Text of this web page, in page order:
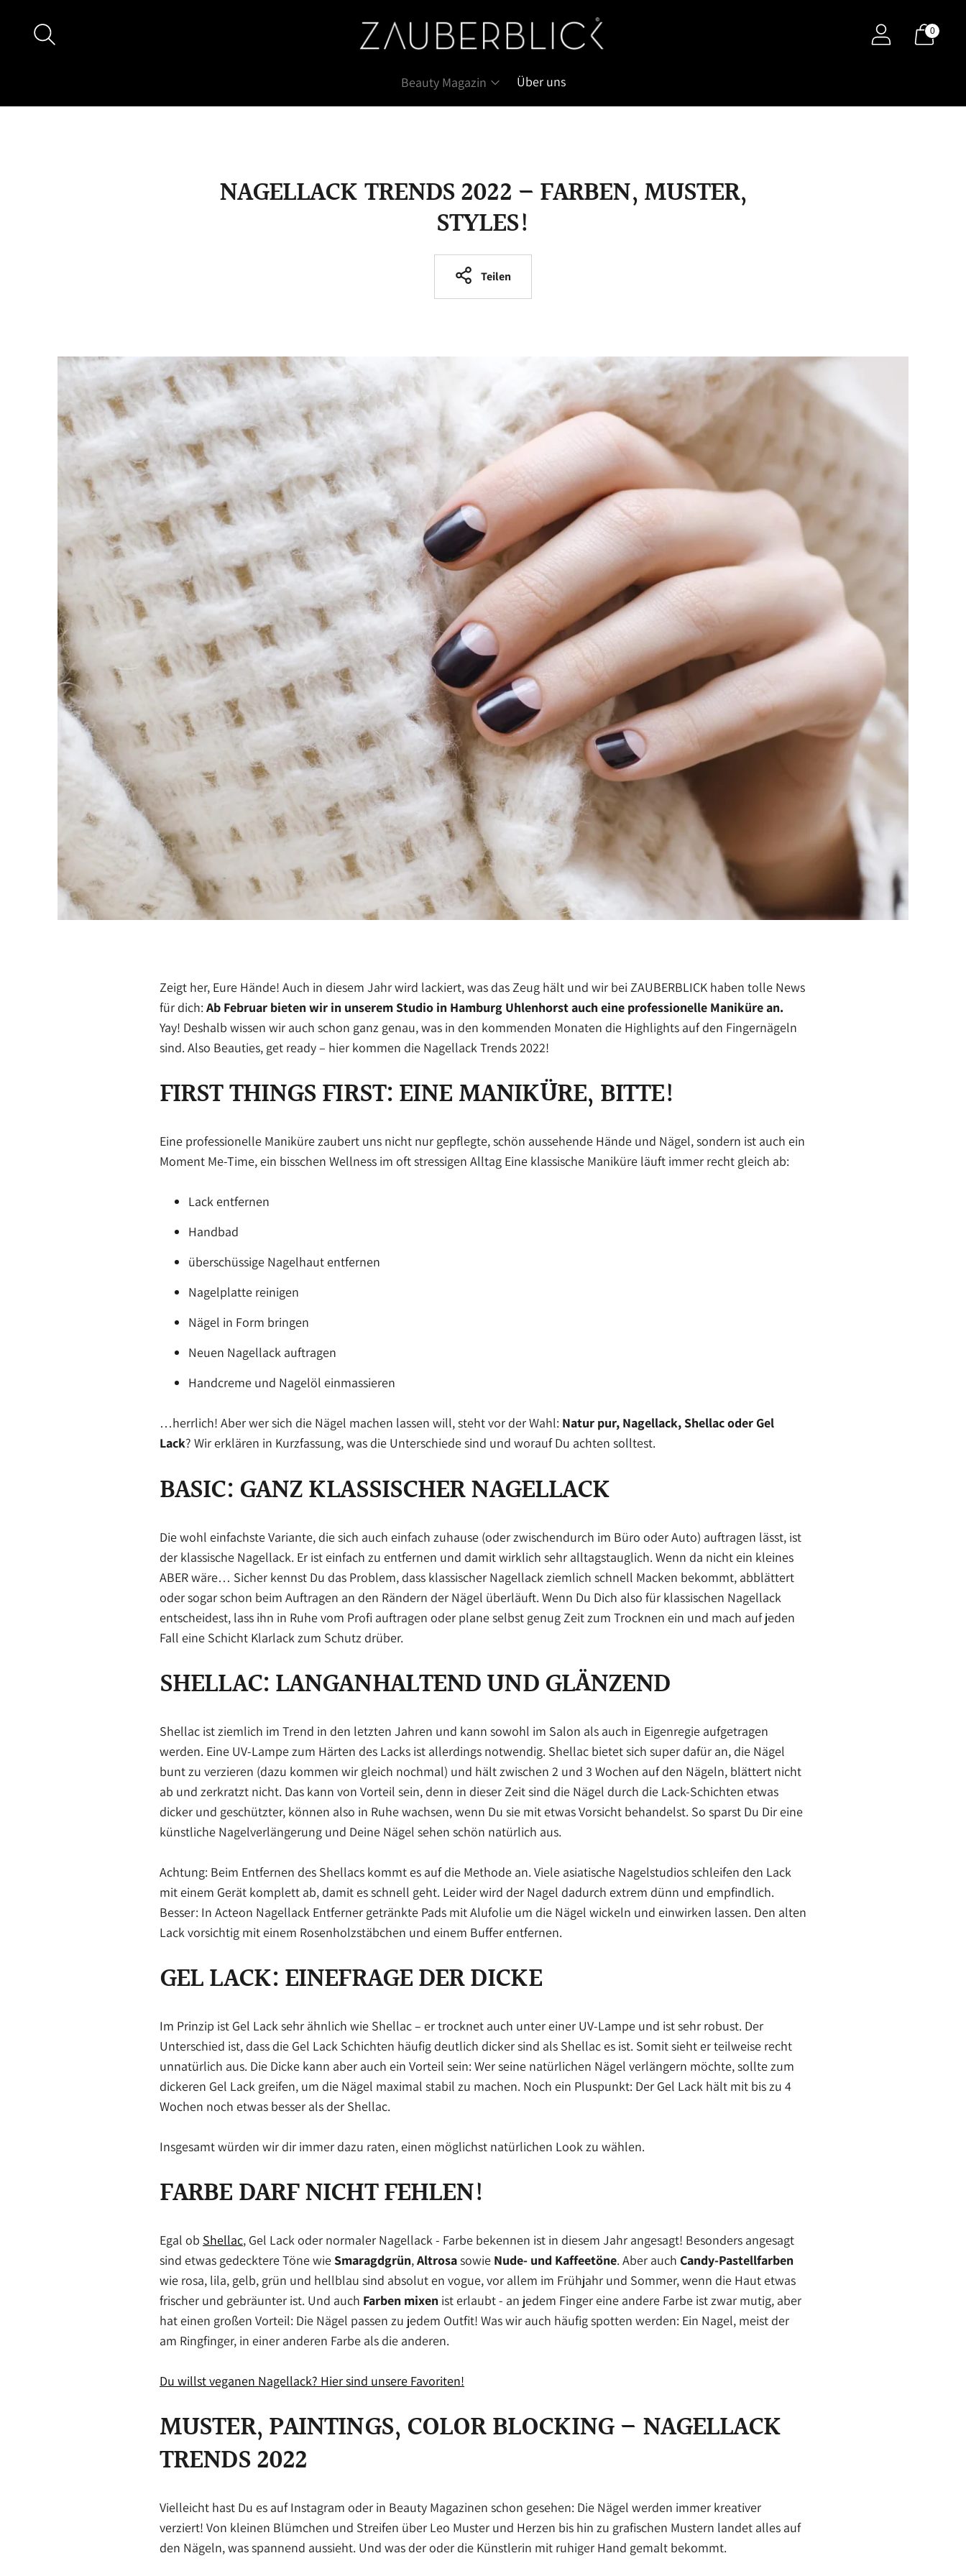
0
Beauty Magazin Über uns
NAGELLACK TRENDS 2022 – FARBEN, MUSTER,
STYLES!
Teilen
Zeigt her, Eure Hände! Auch in diesem Jahr wird lackiert, was das Zeug hält und wir bei ZAUBERBLICK haben tolle News
für dich: Ab Februar bieten wir in unserem Studio in Hamburg Uhlenhorst auch eine professionelle Maniküre an.
Yay! Deshalb wissen wir auch schon ganz genau, was in den kommenden Monaten die Highlights auf den Fingernägeln
sind. Also Beauties, get ready – hier kommen die Nagellack Trends 2022!
FIRST THINGS FIRST: EINE MANIKÜRE, BITTE!
Eine professionelle Maniküre zaubert uns nicht nur gepflegte, schön aussehende Hände und Nägel, sondern ist auch ein
Moment Me-Time, ein bisschen Wellness im oft stressigen Alltag Eine klassische Maniküre läuft immer recht gleich ab:
Lack entfernen
Handbad
überschüssige Nagelhaut entfernen
Nagelplatte reinigen
Nägel in Form bringen
Neuen Nagellack auftragen
Handcreme und Nagelöl einmassieren
…herrlich! Aber wer sich die Nägel machen lassen will, steht vor der Wahl: Natur pur, Nagellack, Shellac oder Gel
Lack? Wir erklären in Kurzfassung, was die Unterschiede sind und worauf Du achten solltest.
BASIC: GANZ KLASSISCHER NAGELLACK
Die wohl einfachste Variante, die sich auch einfach zuhause (oder zwischendurch im Büro oder Auto) auftragen lässt, ist
der klassische Nagellack. Er ist einfach zu entfernen und damit wirklich sehr alltagstauglich. Wenn da nicht ein kleines
ABER wäre… Sicher kennst Du das Problem, dass klassischer Nagellack ziemlich schnell Macken bekommt, abblättert
oder sogar schon beim Auftragen an den Rändern der Nägel überläuft. Wenn Du Dich also für klassischen Nagellack
entscheidest, lass ihn in Ruhe vom Profi auftragen oder plane selbst genug Zeit zum Trocknen ein und mach auf jeden
Fall eine Schicht Klarlack zum Schutz drüber.
SHELLAC: LANGANHALTEND UND GLÄNZEND
Shellac ist ziemlich im Trend in den letzten Jahren und kann sowohl im Salon als auch in Eigenregie aufgetragen
werden. Eine UV-Lampe zum Härten des Lacks ist allerdings notwendig. Shellac bietet sich super dafür an, die Nägel
bunt zu verzieren (dazu kommen wir gleich nochmal) und hält zwischen 2 und 3 Wochen auf den Nägeln, blättert nicht
ab und zerkratzt nicht. Das kann von Vorteil sein, denn in dieser Zeit sind die Nägel durch die Lack-Schichten etwas
dicker und geschützter, können also in Ruhe wachsen, wenn Du sie mit etwas Vorsicht behandelst. So sparst Du Dir eine
künstliche Nagelverlängerung und Deine Nägel sehen schön natürlich aus.
Achtung: Beim Entfernen des Shellacs kommt es auf die Methode an. Viele asiatische Nagelstudios schleifen den Lack
mit einem Gerät komplett ab, damit es schnell geht. Leider wird der Nagel dadurch extrem dünn und empfindlich.
Besser: In Acteon Nagellack Entferner getränkte Pads mit Alufolie um die Nägel wickeln und einwirken lassen. Den alten
Lack vorsichtig mit einem Rosenholzstäbchen und einem Buffer entfernen.
GEL LACK: EINEFRAGE DER DICKE
Im Prinzip ist Gel Lack sehr ähnlich wie Shellac – er trocknet auch unter einer UV-Lampe und ist sehr robust. Der
Unterschied ist, dass die Gel Lack Schichten häufig deutlich dicker sind als Shellac es ist. Somit sieht er teilweise recht
unnatürlich aus. Die Dicke kann aber auch ein Vorteil sein: Wer seine natürlichen Nägel verlängern möchte, sollte zum
dickeren Gel Lack greifen, um die Nägel maximal stabil zu machen. Noch ein Pluspunkt: Der Gel Lack hält mit bis zu 4
Wochen noch etwas besser als der Shellac.
Insgesamt würden wir dir immer dazu raten, einen möglichst natürlichen Look zu wählen.
FARBE DARF NICHT FEHLEN!
Egal ob Shellac, Gel Lack oder normaler Nagellack - Farbe bekennen ist in diesem Jahr angesagt! Besonders angesagt
sind etwas gedecktere Töne wieSmaragdgrün,Altrosasowie Nude- und Kaffeetöne. Aber auch Candy-Pastellfarben
wie rosa, lila, gelb, grün und hellblau sind absolut en vogue, vor allem im Frühjahr und Sommer, wenn die Haut etwas
frischer und gebräunter ist. Und auch Farben mixen ist erlaubt - an jedem Finger eine andere Farbe ist zwar mutig, aber
hat einen großen Vorteil: Die Nägel passen zu jedem Outfit! Was wir auch häufig spotten werden: Ein Nagel, meist der
am Ringfinger, in einer anderen Farbe als die anderen.
Du willst veganen Nagellack? Hier sind unsere Favoriten!
MUSTER, PAINTINGS, COLOR BLOCKING – NAGELLACK
TRENDS 2022
Vielleicht hast Du es auf Instagram oder in Beauty Magazinen schon gesehen: Die Nägel werden immer kreativer
verziert! Von kleinen Blümchen und Streifen über Leo Muster und Herzen bis hin zu grafischen Mustern landet alles auf
den Nägeln, was spannend aussieht. Und was der oder die Künstlerin mit ruhiger Hand gemalt bekommt.